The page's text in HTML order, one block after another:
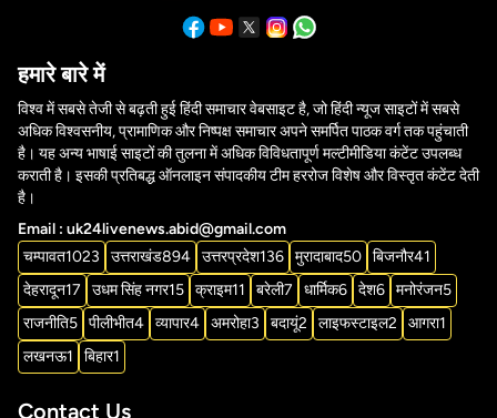
हमारे बारे में
विश्व में सबसे तेजी से बढ़ती हुई हिंदी समाचार वेबसाइट है, जो हिंदी न्यूज साइटों में सबसे
अधिक विश्वसनीय, प्रामाणिक और निष्पक्ष समाचार अपने समर्पित पाठक वर्ग तक पहुंचाती
है। यह अन्य भाषाई साइटों की तुलना में अधिक विविधतापूर्ण मल्टीमीडिया कंटेंट उपलब्ध
कराती है। इसकी प्रतिबद्ध ऑनलाइन संपादकीय टीम हररोज विशेष और विस्तृत कंटेंट देती
है।
Email : uk24livenews.abid@gmail.com
चम्पावत1023 उत्तराखंड894 उत्तरप्रदेश136 मुरादाबाद50 बिजनौर41
देहरादून17 उधम सिंह नगर15 क्राइम11 बरेली7 धार्मिक6 देश6 मनोरंजन5
राजनीति5 पीलीभीत4 व्यापार4 अमरोहा3 बदायूं2 लाइफस्टाइल2 आगरा1
लखनऊ1 बिहार1
Contact Us